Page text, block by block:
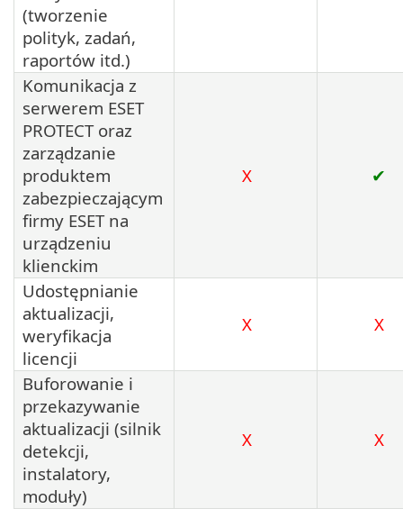
(tworzenie
polityk, zadań,
raportów itd.)
Komunikacja z
serwerem ESET
PROTECT oraz
zarządzanie
produktem
zabezpieczającym
firmy ESET na
urządzeniu
klienckim
X ✔
Udostępnianie
aktualizacji,
weryfikacja
licencji
X X
Buforowanie i
przekazywanie
aktualizacji (silnik
detekcji,
instalatory,
moduły)
X X